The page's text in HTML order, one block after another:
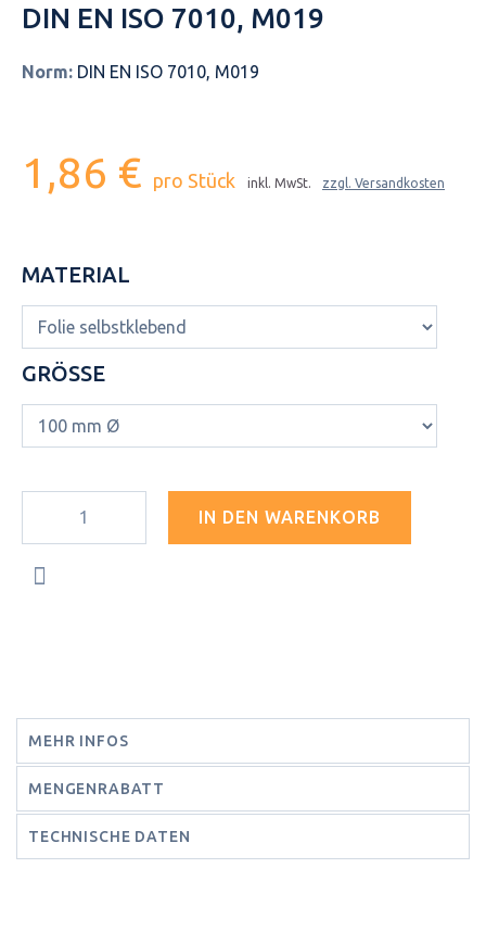
IN EN ISO 7010, M019
Norm: DIN EN ISO 7010, M019
1,86 € pro Stück inkl. MwSt. zzgl. Versandkosten
MATERIAL
GRÖSSE
IN DEN WARENKORB
MEHR INFOS
MENGENRABATT
TECHNISCHE DATEN